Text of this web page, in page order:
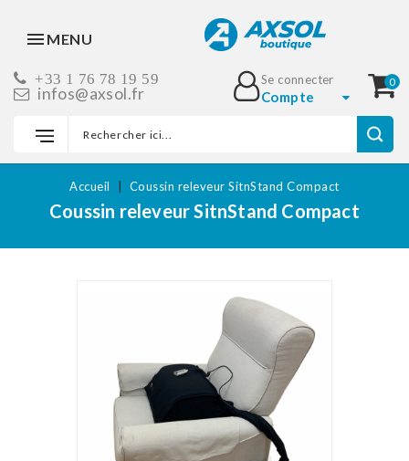
MENU
+33 1 76 78 19 59
infos@axsol.fr
0
Se connecter
Compte
Coussin releveur SitnStand Compact
Accueil Coussin releveur SitnStand Compact